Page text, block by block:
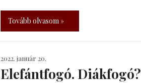
Tovább olvasom »
2022. január 20.
Elefántfogó. Diákfogó?